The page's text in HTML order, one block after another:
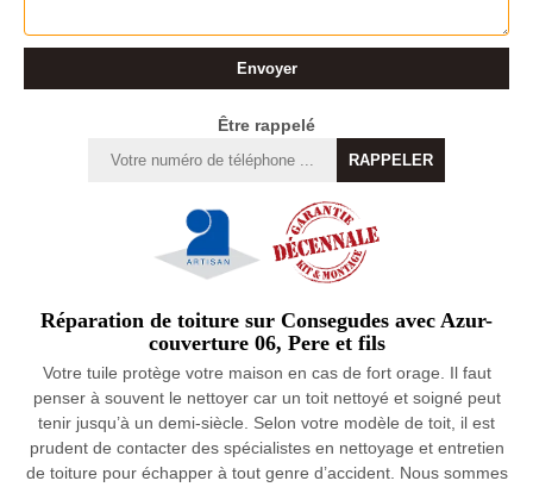
Être rappelé
Réparation de toiture sur Consegudes avec Azur-
couverture 06, Pere et fils
Votre tuile protège votre maison en cas de fort orage. Il faut
penser à souvent le nettoyer car un toit nettoyé et soigné peut
tenir jusqu’à un demi-siècle. Selon votre modèle de toit, il est
prudent de contacter des spécialistes en nettoyage et entretien
de toiture pour échapper à tout genre d’accident. Nous sommes